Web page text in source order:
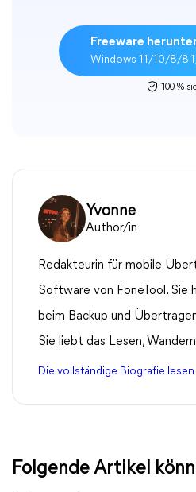
Freeware
Windows 11/10/8/
100 %
Yvonne
Author/in
Redakteurin für mobile
Software von FoneTool. Sie
beim Backup und
Sie liebt das Lesen,
Die vollständige Biografie
Folgende Artikel